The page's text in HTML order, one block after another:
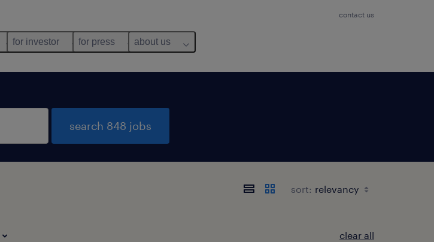
contact us
for investor for press about us
search 848 jobs
sort:
clear all